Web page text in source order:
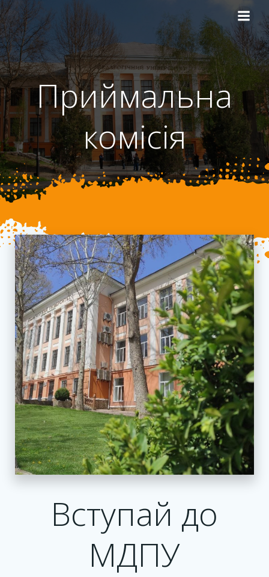
вмісту
Приймальна
комісія
Вступай до
МДПУ